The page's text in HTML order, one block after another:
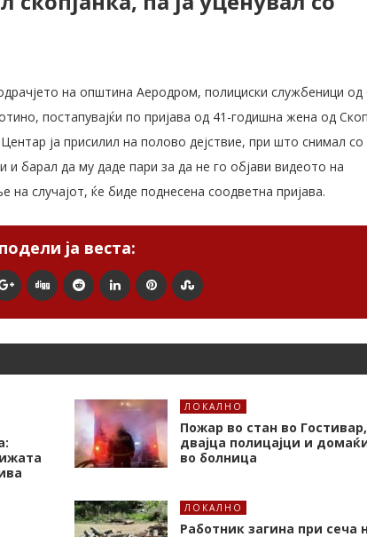
на општина Аеродром, полициски службеници
постапувајќи по пријава од 41-годишна жена од
ја присилил на полово дејствие, при што снимал со
барал да му даде пари за да не го објави видеото на
случајот, ќе биде поднесена соодветна пријава.
ја веста:
ЛОКАЛНО
Пожар во стан во Гостивар,
двајца полицајци и
во болница
ЛОКАЛНО
Работник загина при сеча